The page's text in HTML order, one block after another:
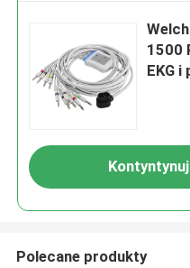
1500
EKG i
Kontyntynuj
Polecane produkty